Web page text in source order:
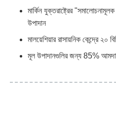
মার্কিন যুক্তরাষ্ট্রের
উপাদান
মালয়েশিয়ার রাসায়নিক কেন্দ্রে ২০
মূল উপাদানগুলির জন্য 85%